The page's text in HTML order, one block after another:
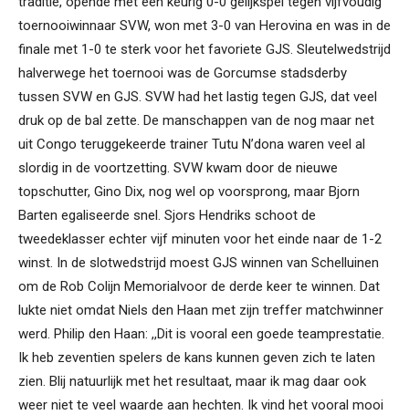
toernooiwinnaar SVW, won met 3-0 van Herovina en was in de
finale met 1-0 te sterk voor het favoriete GJS. Sleutelwedstrijd
halverwege het toernooi was de Gorcumse stadsderby
tussen SVW en GJS. SVW had het lastig tegen GJS, dat veel
druk op de bal zette. De manschappen van de nog maar net
uit Congo teruggekeerde trainer Tutu N’dona waren veel al
slordig in de voortzetting. SVW kwam door de nieuwe
topschutter, Gino Dix, nog wel op voorsprong, maar Bjorn
Barten egaliseerde snel. Sjors Hendriks schoot de
tweedeklasser echter vijf minuten voor het einde naar de 1-2
winst. In de slotwedstrijd moest GJS winnen van Schelluinen
om de Rob Colijn Memorialvoor de derde keer te winnen. Dat
lukte niet omdat Niels den Haan met zijn treffer matchwinner
werd. Philip den Haan: ,,Dit is vooral een goede teamprestatie.
Ik heb zeventien spelers de kans kunnen geven zich te laten
zien. Blij natuurlijk met het resultaat, maar ik mag daar ook
weer niet te veel waarde aan hechten. Ik vind het vooral mooi